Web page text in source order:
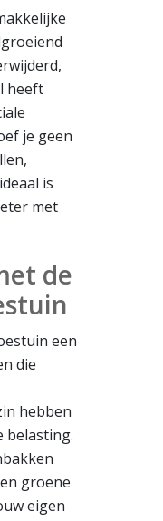
heeft
je geen
is
met
de
een
die
hebben
belasting.
groene
eigen